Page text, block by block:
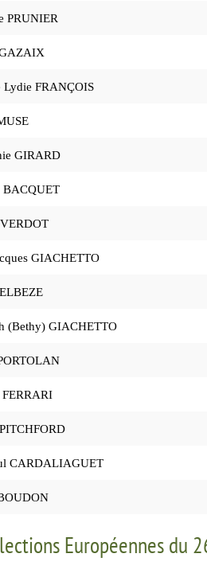
PRUNIER
FRANÇOIS
GIRARD
GIACHETTO
(Bethy) GIACHETTO
CARDALIAGUET
Européennes du